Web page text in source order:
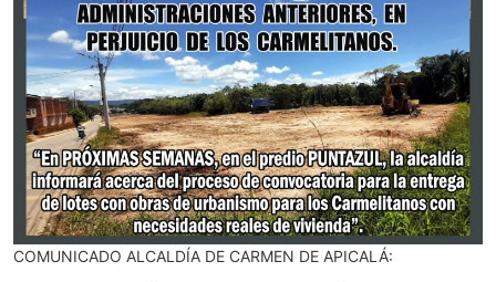
COMUNICADO ALCALDÍA DE CARMEN DE APICALÁ: